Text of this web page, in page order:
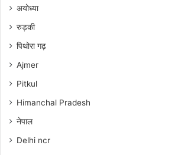
अयोध्या
रुड़की
पिथोरा गढ़
Ajmer
Pitkul
Himanchal Pradesh
नेपाल
Delhi ncr